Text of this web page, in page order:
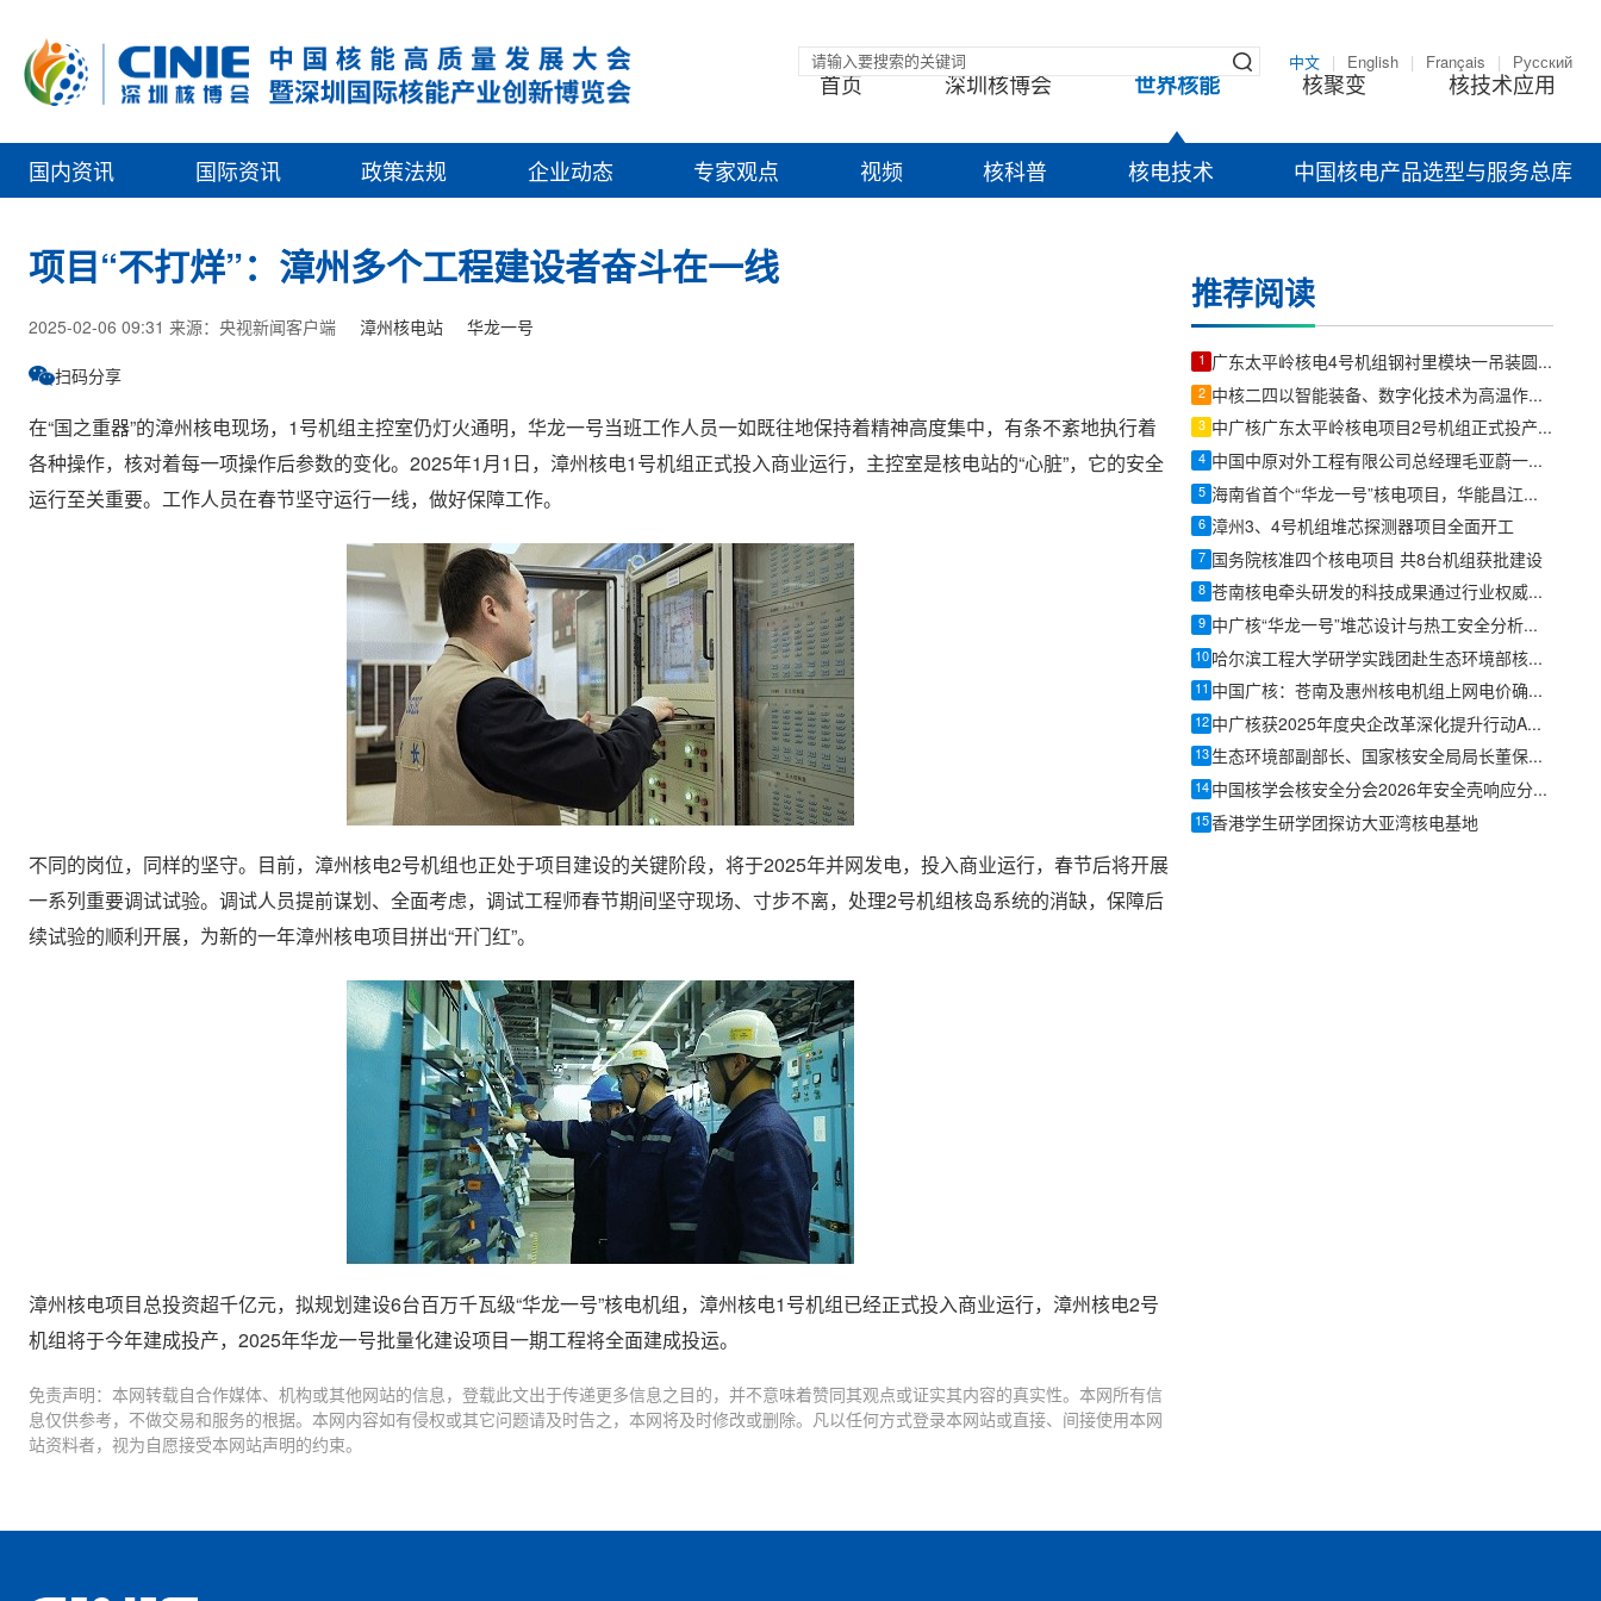
中文 English Français Русский
首页 深圳核博会 世界核能 核聚变 核技术应用
国内资讯 国际资讯 政策法规 企业动态 专家观点 视频 核科普 核电技术 中国核电产品选型与服务总库
项目“不打烊”：漳州多个工程建设者奋斗在一线
2025-02-06 09:31 来源：央视新闻客户端 漳州核电站 华龙一号
扫码分享
在“国之重器”的漳州核电现场，1号机组主控室仍灯火通明，华龙一号当班工作人员一如既往地保持着精神高度集中，有条不紊地执行着
各种操作，核对着每一项操作后参数的变化。2025年1月1日，漳州核电1号机组正式投入商业运行，主控室是核电站的“心脏”，它的安全
运行至关重要。工作人员在春节坚守运行一线，做好保障工作。
不同的岗位，同样的坚守。目前，漳州核电2号机组也正处于项目建设的关键阶段，将于2025年并网发电，投入商业运行，春节后将开展
一系列重要调试试验。调试人员提前谋划、全面考虑，调试工程师春节期间坚守现场、寸步不离，处理2号机组核岛系统的消缺，保障后
续试验的顺利开展，为新的一年漳州核电项目拼出“开门红”。
漳州核电项目总投资超千亿元，拟规划建设6台百万千瓦级“华龙一号”核电机组，漳州核电1号机组已经正式投入商业运行，漳州核电2号
机组将于今年建成投产，2025年华龙一号批量化建设项目一期工程将全面建成投运。
免责声明：本网转载自合作媒体、机构或其他网站的信息，登载此文出于传递更多信息之目的，并不意味着赞同其观点或证实其内容的真实性。本网所有信
息仅供参考，不做交易和服务的根据。本网内容如有侵权或其它问题请及时告之，本网将及时修改或删除。凡以任何方式登录本网站或直接、间接使用本网
站资料者，视为自愿接受本网站声明的约束。
推荐阅读
1 广东太平岭核电4号机组钢衬里模块一吊装圆满收官
2 中核二四以智能装备、数字化技术为高温作业减负降温
3 中广核广东太平岭核电项目2号机组正式投产发电
4 中国中原对外工程有限公司总经理毛亚蔚一行来哈尔滨工程大学调研
5 海南省首个“华龙一号”核电项目，华能昌江核电二期项目3号机组并网发电
6 漳州3、4号机组堆芯探测器项目全面开工
7 国务院核准四个核电项目 共8台机组获批建设
8 苍南核电牵头研发的科技成果通过行业权威专家科技鉴定
9 中广核“华龙一号”堆芯设计与热工安全分析专刊正式发布
10 哈尔滨工程大学研学实践团赴生态环境部核与辐射安全中心开展调研交流活动
11 中国广核：苍南及惠州核电机组上网电价确认为0.4153元/千瓦时
12 中广核获2025年度央企改革深化提升行动A级评价
13 生态环境部副部长、国家核安全局局长董保同为昌江核电厂3号机组颁发运行许可证
14 中国核学会核安全分会2026年安全壳响应分析关键问题技术交流会成功召开
15 香港学生研学团探访大亚湾核电基地